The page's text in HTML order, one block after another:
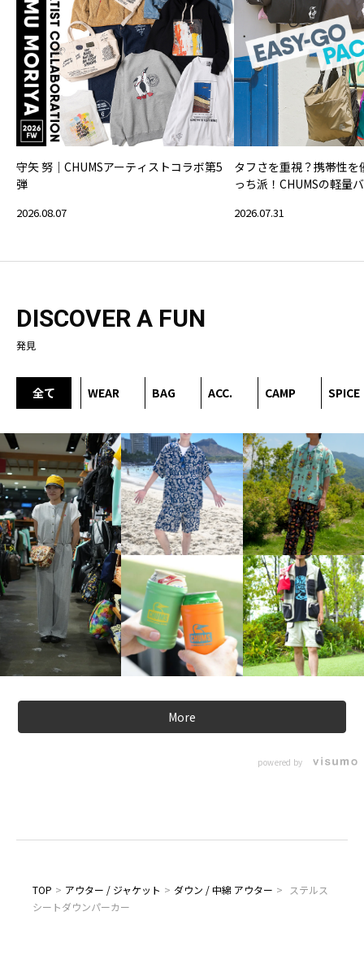
守矢 努｜CHUMSアーティストコラボ第5
弾
2026.08.07
タフさを重視？携帯性
っち派！CHUMSの軽量
2026.07.31
DISCOVER A FUN
発見
全て WEAR BAG ACC. CAMP SPICE
More
powered by
TOP > アウター / ジャケット > ダウン / 中綿 アウター >
ステルス
シートダウンパーカー